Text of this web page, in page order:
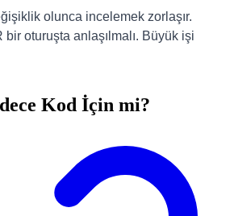
olunca incelemek zorlaşır.
bir oturuşta anlaşılmalı. Büyük işi
Kod İçin mi?